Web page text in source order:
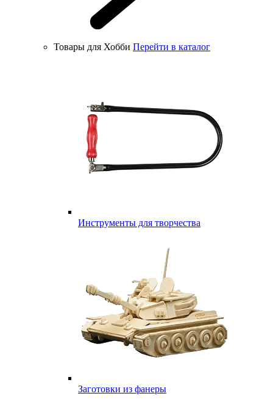
Товары для Хобби Перейти в каталог
Инструменты для творчества
Заготовки из фанеры